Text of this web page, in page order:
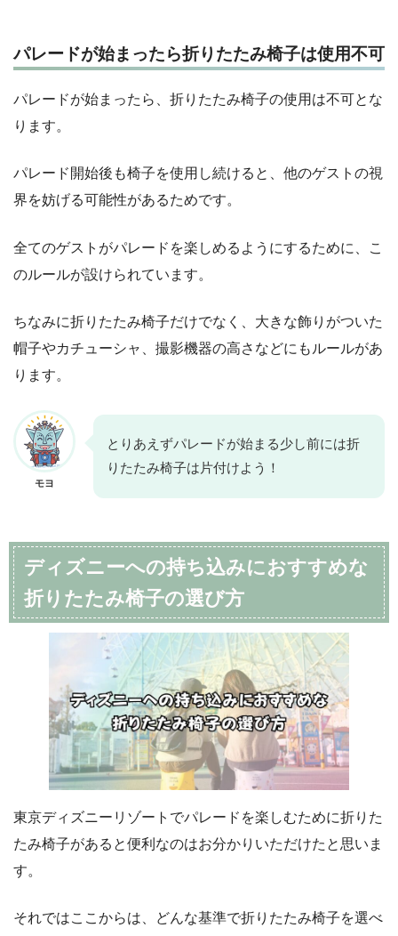
パレードが始まったら折りたたみ椅子は使用不可
パレードが始まったら、折りたたみ椅子の使用は不可とな
ります。
パレード開始後も椅子を使用し続けると、他のゲストの視
界を妨げる可能性があるためです。
全てのゲストがパレードを楽しめるようにするために、こ
のルールが設けられています。
ちなみに折りたたみ椅子だけでなく、大きな飾りがついた
帽子やカチューシャ、撮影機器の高さなどにもルールがあ
ります。
モヨ
とりあえずパレードが始まる少し前には折
りたたみ椅子は片付けよう！
ディズニーへの持ち込みにおすすめな
折りたたみ椅子の選び方
東京ディズニーリゾートでパレードを楽しむために折りた
たみ椅子があると便利なのはお分かりいただけたと思いま
す。
それではここからは、どんな基準で折りたたみ椅子を選べ